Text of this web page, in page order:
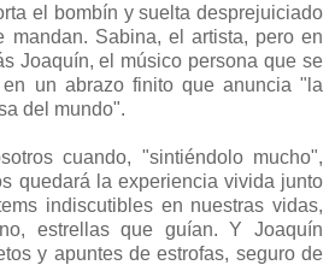
el bombín y suelta desprejuiciado
mandan. Sabina, el artista, pero en
Joaquín, el músico persona que se
un abrazo finito que anuncia "la
del mundo".
cuando, "sintiéndolo mucho",
quedará la experiencia vivida junto
indiscutibles en nuestras vidas,
estrellas que guían. Y Joaquín
y apuntes de estrofas, seguro de